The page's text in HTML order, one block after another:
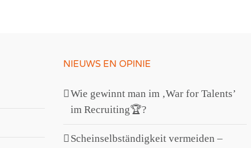
NIEUWS EN OPINIE
Wie gewinnt man im ‚War for Talents’​
im Recruiting🏆?
Scheinselbständigkeit vermeiden –